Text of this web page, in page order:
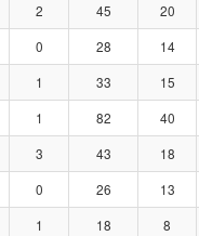
2 45 20
0 28 14
1 33 15
1 82 40
3 43 18
0 26 13
1 18 8